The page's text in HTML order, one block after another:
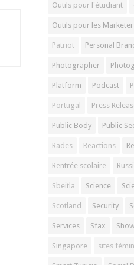
Outils pour l'étudiant
Outils pour les
Patriot Personal
Photographer
Platform Podcast
Portugal Press
Public Body Public
Rades Reactions
Rentrée scolaire
Sbeitla Science
Scotland Security
Services Sfax
Singapore sites